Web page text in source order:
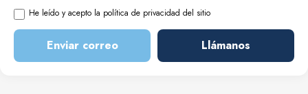
He leído y acepto la política de privacidad del sitio
Enviar correo Llámanos